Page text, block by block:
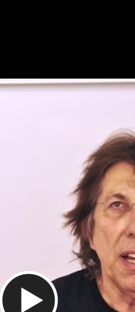
Video abspielen